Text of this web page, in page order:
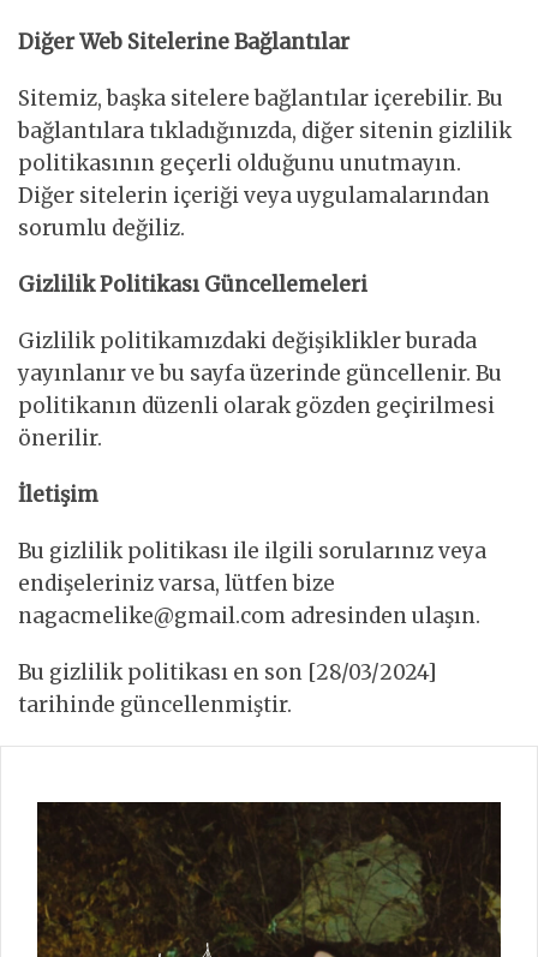
Diğer Web Sitelerine Bağlantılar
Sitemiz, başka sitelere bağlantılar içerebilir. Bu
bağlantılara tıkladığınızda, diğer sitenin gizlilik
politikasının geçerli olduğunu unutmayın.
Diğer sitelerin içeriği veya uygulamalarından
sorumlu değiliz.
Gizlilik Politikası Güncellemeleri
Gizlilik politikamızdaki değişiklikler burada
yayınlanır ve bu sayfa üzerinde güncellenir. Bu
politikanın düzenli olarak gözden geçirilmesi
önerilir.
İletişim
Bu gizlilik politikası ile ilgili sorularınız veya
endişeleriniz varsa, lütfen bize
nagacmelike@gmail.com adresinden ulaşın.
Bu gizlilik politikası en son [28/03/2024]
tarihinde güncellenmiştir.